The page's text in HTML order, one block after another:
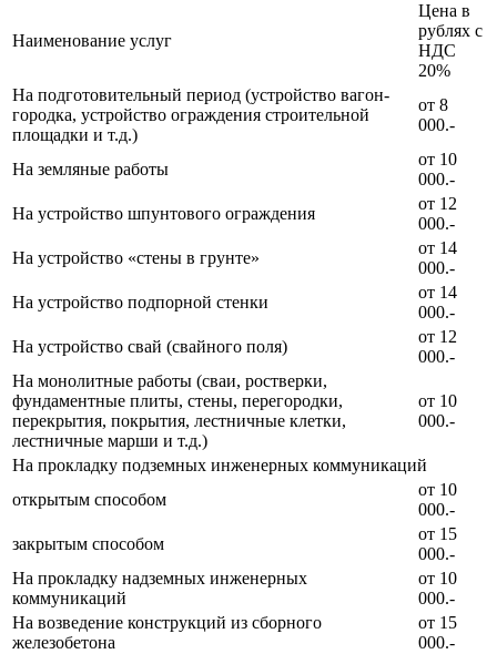
Наименование услуг
Цена в
рублях с
НДС
20%
На подготовительный период (устройство вагон-
городка, устройство ограждения строительной
площадки и т.д.)
от 8
000.-
На земляные работы
от 10
000.-
На устройство шпунтового ограждения
от 12
000.-
На устройство «стены в грунте»
от 14
000.-
На устройство подпорной стенки
от 14
000.-
На устройство свай (свайного поля)
от 12
000.-
На монолитные работы (сваи, ростверки,
фундаментные плиты, стены, перегородки,
перекрытия, покрытия, лестничные клетки,
лестничные марши и т.д.)
от 10
000.-
На прокладку подземных инженерных коммуникаций
открытым способом
от 10
000.-
закрытым способом
от 15
000.-
На прокладку надземных инженерных
коммуникаций
от 10
000.-
На возведение конструкций из сборного
железобетона
от 15
000.-